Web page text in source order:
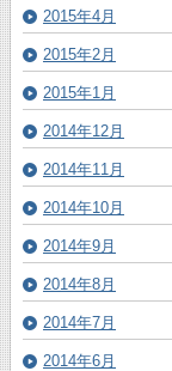
2015年4月
2015年2月
2015年1月
2014年12月
2014年11月
2014年10月
2014年9月
2014年8月
2014年7月
2014年6月